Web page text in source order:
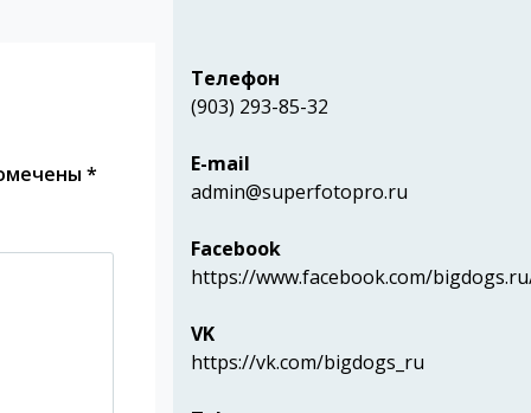
*
Телефон
(903) 293-85-32
E-mail
admin@superfotopro.ru
Facebook
https://www.facebook.com/
VK
https://vk.com/bigdogs_ru